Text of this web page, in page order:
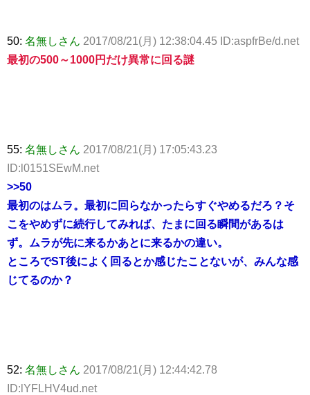
50: 名無しさん 2017/08/21(月) 12:38:04.45 ID:aspfrBe/d.net
最初の500～1000円だけ異常に回る謎
55: 名無しさん 2017/08/21(月) 17:05:43.23
ID:l0151SEwM.net
>>50
最初のはムラ。最初に回らなかったらすぐやめるだろ？そ
こをやめずに続行してみれば、たまに回る瞬間があるは
ず。ムラが先に来るかあとに来るかの違い。
ところでST後によく回るとか感じたことないが、みんな感
じてるのか？
52: 名無しさん 2017/08/21(月) 12:44:42.78
ID:lYFLHV4ud.net